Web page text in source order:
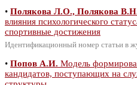
• Полякова Л.О., Полякова
влияния психологического
спортивные достижения
Идентификационный номер статьи в
• Попов А.И. Модель
кандидатов, поступающих на